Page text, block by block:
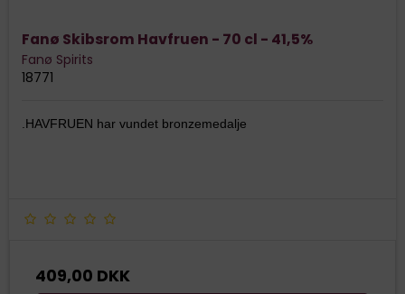
Fanø Skibsrom Havfruen - 70 cl - 41,5%
Fanø Spirits
18771
.HAVFRUEN har vundet bronzemedalje
409,00 DKK